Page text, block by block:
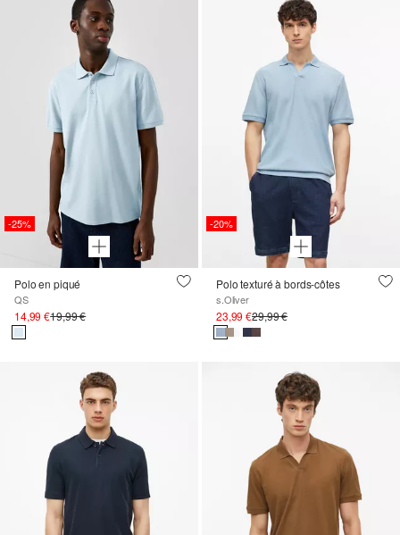
-25%
Polo en piqué
QS
14,99 €19,99 €
-20%
Polo texturé à bords-côtes
s.Oliver
23,99 €29,99 €